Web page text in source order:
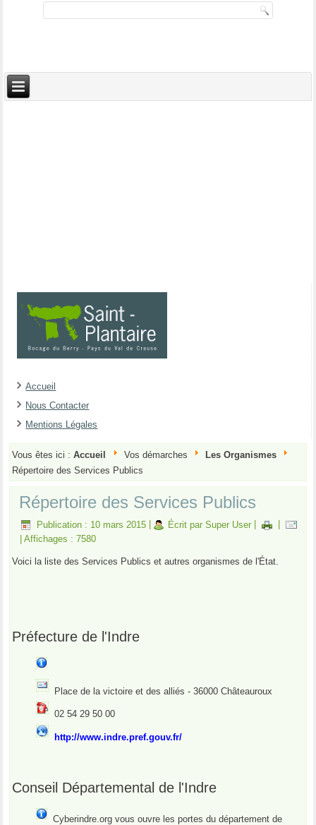
Accueil
Nous Contacter
Mentions Légales
Vous êtes ici :Accueil Vos démarches
Les Organismes
Répertoire des Services Publics
Répertoire des Services Publics
Publication : 10 mars 2015 Écrit par Super User
|Affichages : 7580
Voici la liste des Services Publics et autres organismes de l'État.
Préfecture de l'Indre
Place de la victoire et des alliés - 36000 Châteauroux
02 54 29 50 00
http://www.indre.pref.gouv.fr/
Conseil Départemental de l'Indre
Cyberindre.org vous ouvre les portes du département de